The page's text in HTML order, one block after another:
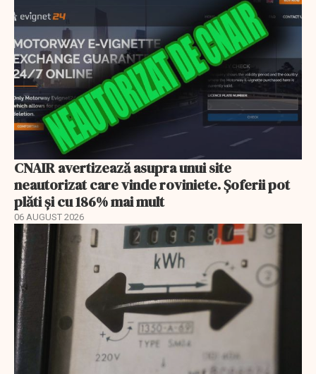
CNAIR avertizează asupra unui site
neautorizat care vinde roviniete. Șoferii pot
plăti și cu 186% mai mult
06 AUGUST 2026